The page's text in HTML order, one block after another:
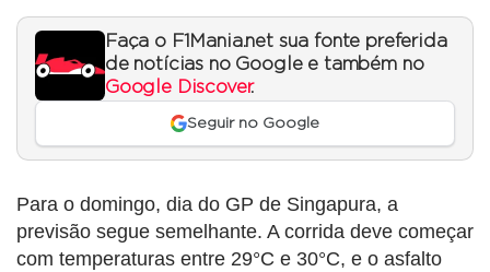
Faça o F1Mania.net sua fonte preferida
de notícias no Google e também no
Google Discover.
Seguir no Google
Para o domingo, dia do GP de Singapura, a
previsão segue semelhante. A corrida deve começar
com temperaturas entre 29°C e 30°C, e o asfalto